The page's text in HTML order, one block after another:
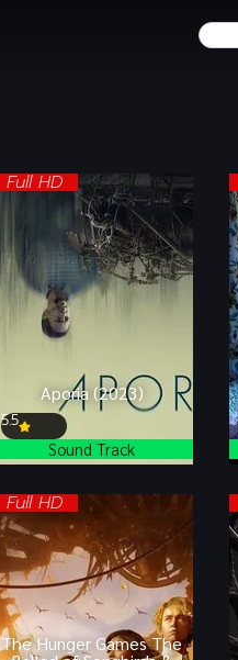
Full HD
Aporia (2023)
5.5
Sound Track
Full HD
The Hunger Games The